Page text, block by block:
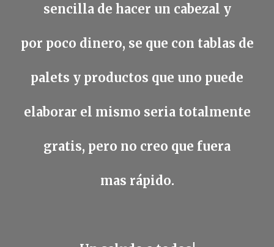
sencilla de hacer un cabezal y
por poco dinero, se que con tablas de
palets y productos que uno puede
elaborar el mismo seria totalmente
gratis, pero no creo que fuera
mas rápido.